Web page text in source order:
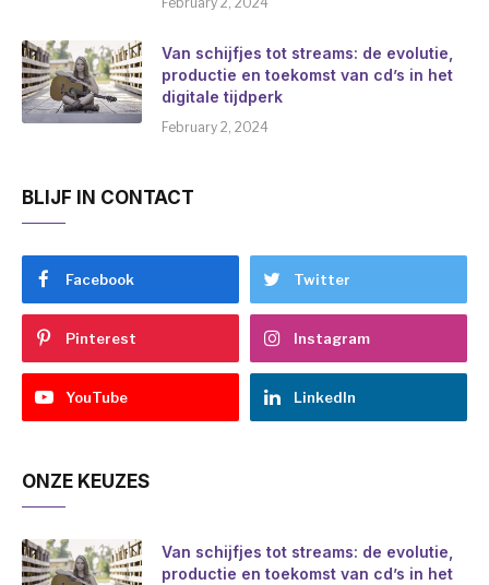
Van schijfjes tot streams: de evolutie,
productie en toekomst van cd’s in het
digitale tijdperk
February 2, 2024
BLIJF IN CONTACT
Facebook Twitter
Pinterest Instagram
YouTube LinkedIn
ONZE KEUZES
Van schijfjes tot streams: de evolutie,
productie en toekomst van cd’s in het